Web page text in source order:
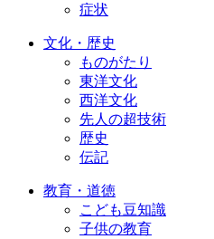
症状
文化・歴史
ものがたり
東洋文化
西洋文化
先人の超技術
歴史
伝記
教育・道徳
こども豆知識
子供の教育